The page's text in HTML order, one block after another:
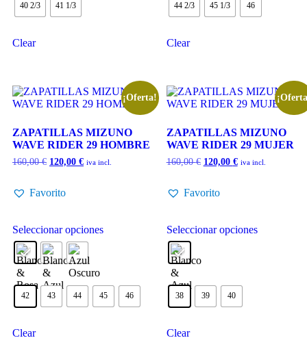
40 2/3 41 1/3
Clear
44 2/3 45 1/3 46
Clear
¡Oferta!
ZAPATILLAS MIZUNO
WAVE RIDER 29 HOMBRE
160,00€ 120,00 € iva incl.
Favorito
Seleccionar opciones
42 43 44 45 46
Clear
ZAPATILLAS MIZUNO
WAVE RIDER 29 MUJER
160,00€ 120,00 € iva incl.
Favorito
Seleccionar opciones
38 39 40
Clear